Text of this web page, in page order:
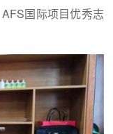
国际项目优秀志